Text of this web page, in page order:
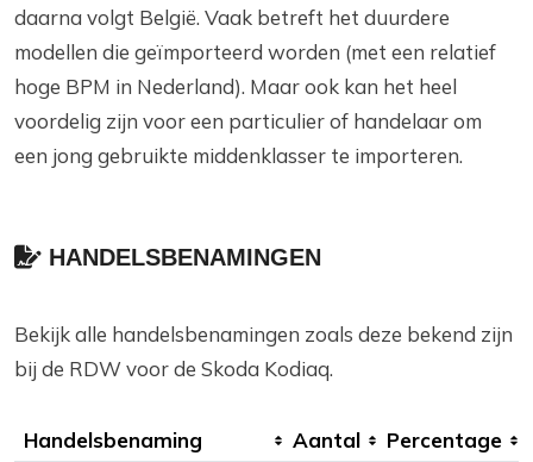
daarna volgt België. Vaak betreft het duurdere
modellen die geïmporteerd worden (met een relatief
hoge BPM in Nederland). Maar ook kan het heel
voordelig zijn voor een particulier of handelaar om
een jong gebruikte middenklasser te importeren.
HANDELSBENAMINGEN
Bekijk alle handelsbenamingen zoals deze bekend zijn
bij de RDW voor de Skoda Kodiaq.
Handelsbenaming Aantal
Percentage